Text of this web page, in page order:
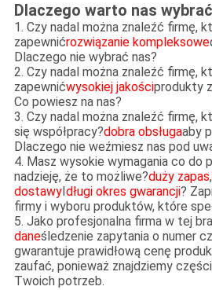
Dlaczego warto nas
1. Czy nadal można znaleźć firmę,
zapewnićrozwiązanie kompleksowe
Dlaczego nie wybrać nas?
2. Czy nadal można znaleźć firmę,
zapewnićwysokiej jakościprodukty z
Co powiesz na nas?
3. Czy nadal można znaleźć firmę,
się współpracy?dobra obsługaaby
Dlaczego nie weźmiesz nas pod
4. Masz wysokie wymagania co do
nadzieję, że to możliwe?duży zapas,
dostawyI długi okres gwarancji?
firmy i wyboru produktów, które
5. Jako profesjonalna firma w tej
daneśledzenie zapytania o numer
gwarantuje prawidłową cenę
zaufać, ponieważ znajdziemy
Twoich potrzeb.